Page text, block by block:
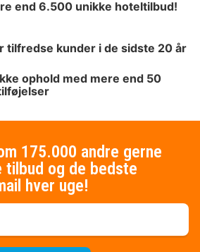
end 6.500 unikke hoteltilbud!
tilfredse kunder i de sidste 20 år
ophold med mere end 50
175.000 andre gerne
tilbud og de bedste
hver uge!